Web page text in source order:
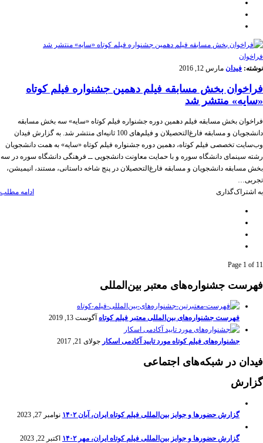
فراخوان
نوشته: فیدان مارس 12, 2016
فراخوان بخش مسابقه فیلم دهمین جشنواره فیلم کوتاه
«سایه» منتشر شد
فراخوان بخش مسابقه فیلم دهمین دوره جشنواره فیلم کوتاه «سایه» سه بخش مسابقه
دانشجویان و مسابقه فارغ‌التحصیلان و فیلم‌های 100 ثانیه‌ای منتشر شد. به گزارش فیدان
وب‌سایت تخصصی فیلم کوتاه، دهمین دوره جشنواره فیلم کوتاه «سایه» به همت دانشجویان
رشته سینمای دانشگاه سوره و با حمایت معاونت دانشجویی ــ فرهنگی دانشگاه سوره در سه
بخش مسابقه دانشجویان و مسابقه فارغ‌التحصیلان در پنج شاخه داستانی، مستند، انیمیشن،
تجربی…
ادامه مطلب
به اشتراک‌گذاری
Page 1 of 11
فهرست جشنواره‌های معتبر بین‌المللی
فهرست جشنواره‌های بین‌المللی معتبر فیلم کوتاه آگوست 13, 2019
جشنواره‌های فیلم کوتاه مورد تایید آکادمی اسکار جولای 21, 2017
فیدان در شبکه‌های اجتماعی
گزارش
گزارش حضورها و جوایز بین‌المللی فیلم کوتاه ایران، آبان ۱۴۰۲ نوامبر 27, 2023
گزارش حضورها و جوایز بین‌المللی فیلم کوتاه ایران، مهر ۱۴۰۲ اکتبر 22, 2023